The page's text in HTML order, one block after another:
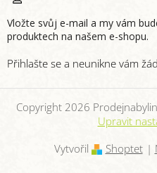
Vložte svůj e-mail a my vám
produktech na našem e-shopu.
Vytvořil Shoptet |
Copyright 2026
Upravit